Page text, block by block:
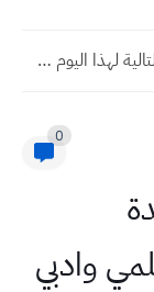
هام تم صرف الرواتب التالية لهذا اليوم 2022/11/22
0
وادبي